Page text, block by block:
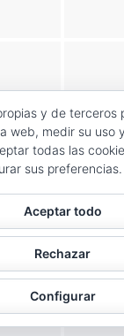
y de terceros
web, medir su uso
todas las
sus preferencias.
Aceptar todo
Rechazar
Configurar